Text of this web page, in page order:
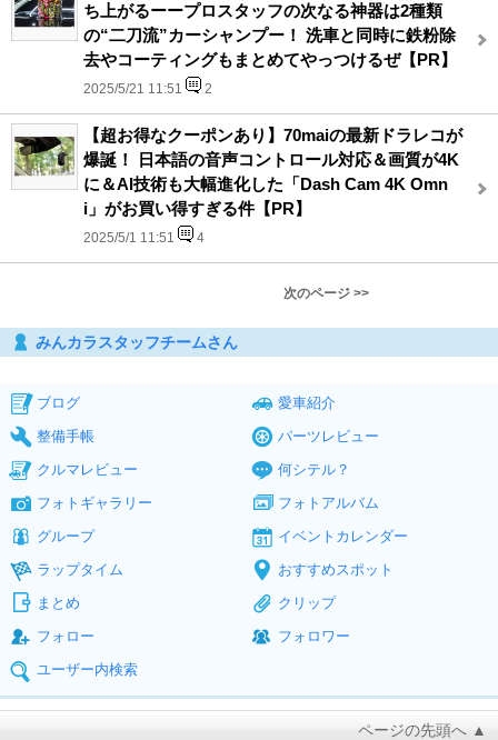
ち上がるーープロスタッフの次なる神器は2種類
の“二刀流”カーシャンプー！ 洗車と同時に鉄粉除
去やコーティングもまとめてやっつけるぜ【PR】
2025/5/21 11:51 2
【超お得なクーポンあり】70maiの最新ドラレコが
爆誕！ 日本語の音声コントロール対応＆画質が4K
に＆AI技術も大幅進化した「Dash Cam 4K Omn
i」がお買い得すぎる件【PR】
2025/5/1 11:51 4
次のページ >>
みんカラスタッフチームさん
ブログ
愛車紹介
整備手帳
パーツレビュー
クルマレビュー
何シテル？
フォトギャラリー
フォトアルバム
グループ
イベントカレンダー
ラップタイム
おすすめスポット
まとめ
クリップ
フォロー
フォロワー
ユーザー内検索
ページの先頭へ ▲